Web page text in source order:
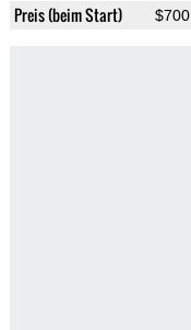
Preis (beim Start) $700